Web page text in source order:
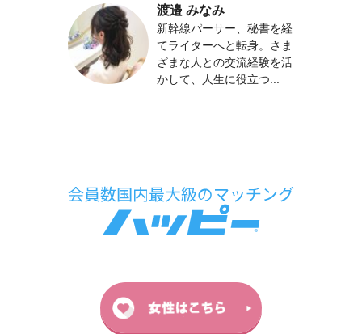
渡邉 みなみ
新幹線パーサー、秘書を経
てライターへと転身。さま
ざまな人との交流経験を活
かして、人生に役立つ...